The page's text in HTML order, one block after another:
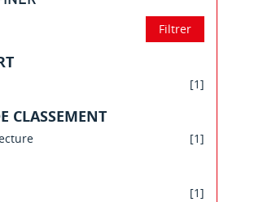
[1]
CLASSEMENT
[1]
[1]